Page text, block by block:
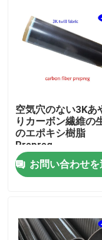
ホーム
空気穴のない3Kあ
りカーボン繊維の
のエポキシ樹脂
Prepreg
お問い合わせを